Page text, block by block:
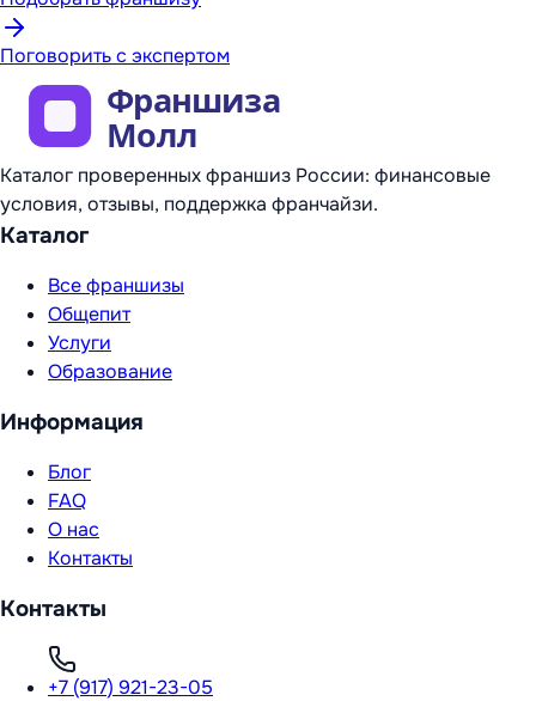
Поговорить с экспертом
Каталог проверенных франшиз России: финансовые
условия, отзывы, поддержка франчайзи.
Каталог
Все франшизы
Общепит
Услуги
Образование
Информация
Блог
FAQ
О нас
Контакты
Контакты
+7 (917) 921-23-05